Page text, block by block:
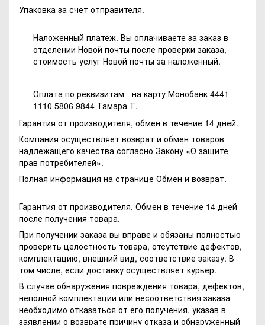
Упаковка за счет отправителя.
Наложенный платеж. Вы оплачиваете за заказ в
отделении Новой почты после проверки заказа,
стоимость услуг Новой почты за наложенный.
Оплата по реквизитам - на карту Монобанк 4441
1110 5806 9844 Тамара Т.
Гарантия от производителя, обмен в течение 14 дней.
Компания осуществляет возврат и обмен товаров
надлежащего качества согласно Закону «О защите
прав потребителей».
Полная информация на странице Обмен и возврат.
Гарантия от производителя. Обмен в течение 14 дней
после получения товара.
При получении заказа вы вправе и обязаны полностью
проверить целостность товара, отсутствие дефектов,
комплектацию, внешний вид, соответствие заказу. В
том числе, если доставку осуществляет курьер.
В случае обнаружения повреждения товара, дефектов,
неполной комплектации или несоответствия заказа
необходимо отказаться от его получения, указав в
заявлении о возврате причину отказа и обнаруженный